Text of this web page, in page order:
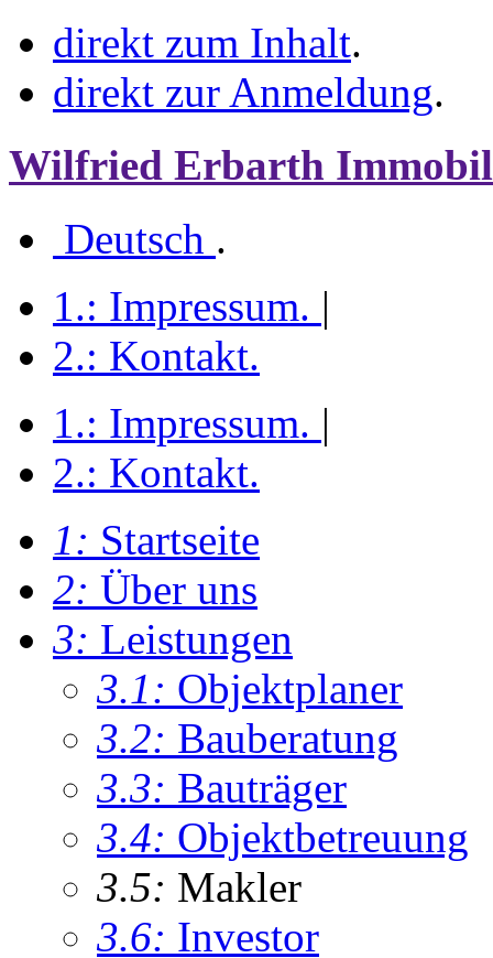
direkt zum Inhalt.
direkt zur Anmeldung.
Wilfried Erbarth
Deutsch .
1.: Impressum. |
2.: Kontakt.
1.: Impressum. |
2.: Kontakt.
1: Startseite
2: Über uns
3: Leistungen
3.1: Objektplaner
3.2: Bauberatung
3.3: Bauträger
3.4: Objektbetreuung
3.5: Makler
3.6: Investor